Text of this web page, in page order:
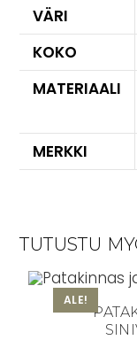
VÄRI
KOKO
MATERIAALI
MERKKI
TUTUSTU
ALE!